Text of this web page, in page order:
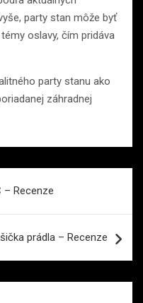
party stan môže byť
oslavy, čím pridáva
party stanu ako
záhradnej
– Recenze
prádla – Recenze